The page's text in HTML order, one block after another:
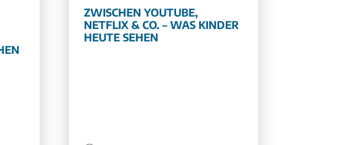
ZWISCHEN YOUTUBE,
NETFLIX & CO. – WAS KINDER
HEUTE SEHEN